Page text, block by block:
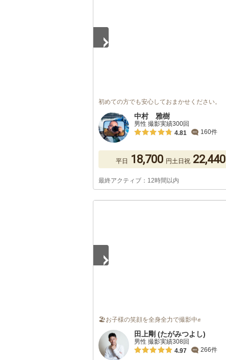
初めての方でも安心しておまかせください。
中村 雅樹
男性 撮影実績300回
4.81
160件
平日 18,700 円土日祝 22,440
最終アクティブ：12時間以内
🏖お子様の笑顔を全身全力で撮影中✊
田上剛 (たがみつよし)
男性 撮影実績308回
4.97
266件